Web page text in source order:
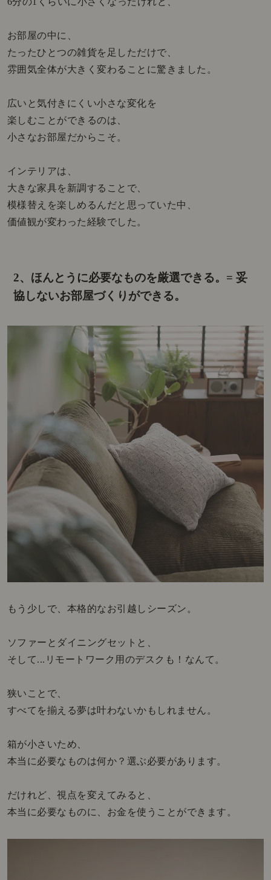
お部屋の中に、
たったひとつの雑貨を足しただけで、
雰囲気全体が大きく変わることに驚きました。
広いと気付きにくい小さな変化を
楽しむことができるのは、
小さなお部屋だからこそ。
インテリアは、
大きな家具を新調することで、
模様替えを楽しめるんだと思っていた中、
価値観が変わった経験でした。
2、ほんとうに必要なものを厳選できる。 = 妥
協しないお部屋づくりができる。
もう少しで、本格的なお引越しシーズン。
ソファーとダイニングセットと、
そして...リモートワーク用のデスクも！なんて。
狭いことで、
すべてを揃える夢は叶わないかもしれません。
箱が小さいため、
本当に必要なものは何か？選ぶ必要があります。
だけれど、視点を変えてみると、
本当に必要なものに、お金を使うことができます。